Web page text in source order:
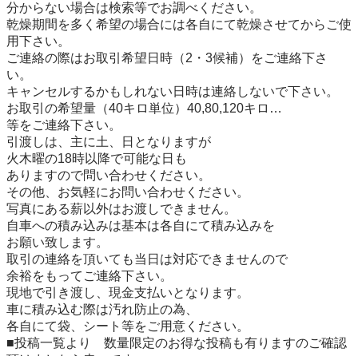
分からない場合は検索等でお調べください。
乾燥期間を多く希望の場合には各自にて乾燥させてからご使
用下さい。
ご連絡の際はお取引希望日時（2・3候補）をご連絡下さ
い。
キャンセルするかもしれない日時は連絡しないで下さい。
お取引の希望量（40キロ単位）40,80,120キロ…
等をご連絡下さい。
引渡しは、主に土、日となりますが
火木曜の18時以降で可能な日も
ありますので問い合わせください。
その他、お気軽にお問い合わせください。
写真にある薪以外はお渡しできません。
自車への積み込みは基本は各自にて積み込みを
お願い致します。
取引の連絡を頂いても当日は対応できませんので
余裕をもってご連絡下さい。
現地で引き渡し、現金支払いとなります。
車に積み込む際は汚れ防止の為、
各自にて袋、シート等をご用意ください。
■投稿一覧より　数量限定のお得な投稿も有りますのご確認